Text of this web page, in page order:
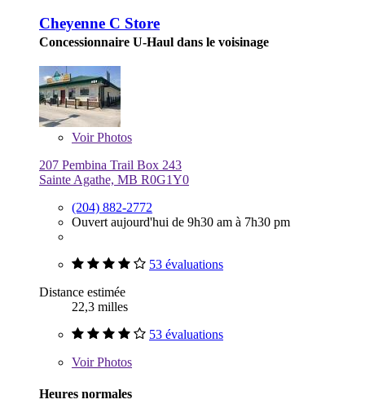
Cheyenne C Store
Concessionnaire U-Haul dans le voisinage
VoirPhotos
207 Pembina Trail Box 243
Sainte Agathe, MB R0G1Y0
(204) 882-2772
Ouvert aujourd'hui de 9h30 am à 7h30 pm
53 évaluations
Distance estimée
22,3 milles
53 évaluations
VoirPhotos
Heures normales